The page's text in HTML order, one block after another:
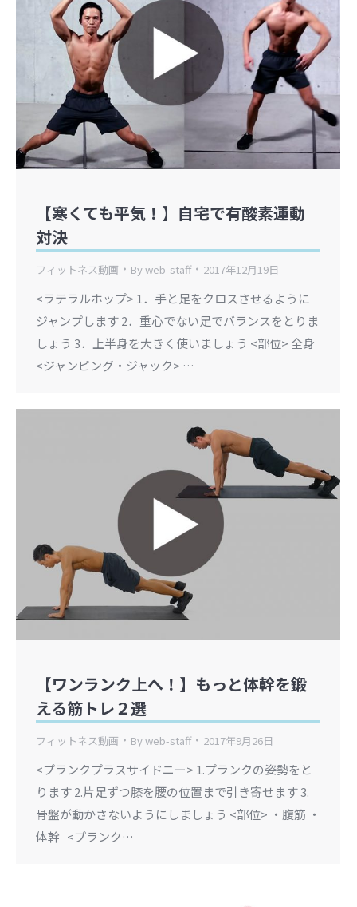
【寒くても平気！】自宅で有酸素運動
対決
フィットネス動画 Byweb-staff 2017年12月19日
<ラテラルホップ> 1．手と足をクロスさせるように
ジャンプします 2．重心でない足でバランスをとりま
しょう 3．上半身を大きく使いましょう <部位> 全身
<ジャンピング・ジャック> …
【ワンランク上へ！】もっと体幹を鍛
える筋トレ２選
フィットネス動画 Byweb-staff 2017年9月26日
<プランクプラスサイドニー> 1.プランクの姿勢をと
ります 2.片足ずつ膝を腰の位置まで引き寄せます 3.
骨盤が動かさないようにしましょう <部位> ・腹筋 ・
体幹 <プランク…